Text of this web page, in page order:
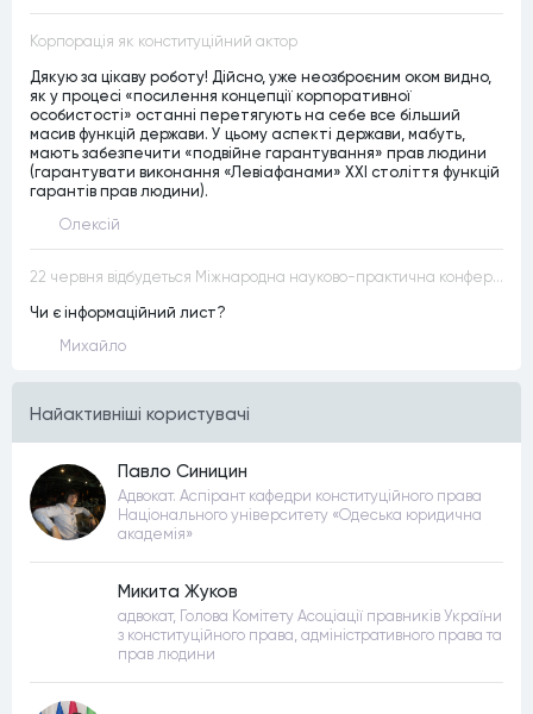
Корпорація як конституційний актор
Дякую за цікаву роботу! Дійсно, уже неозброєним оком видно,
як у процесі «посилення концепції корпоративної
особистості» останні перетягують на себе все більший
масив функцій держави. У цьому аспекті держави, мабуть,
мають забезпечити «подвійне гарантування» прав людини
(гарантувати виконання «Левіафанами» ХХІ століття функцій
гарантів прав людини).
Олексій
22 червня відбудеться Міжнародна науково-практична конференція “Конституційна демократія в умовах загроз територіальній цілісності та національній безпеці”
Чи є інформаційний лист?
Михайло
Найактивнiшi користувачi
Павло Синицин
Адвокат. Аспірант кафедри конституційного права
Національного університету «Одеська юридична
академія»
Микита Жуков
адвокат, Голова Комітету Асоціації правників України
з конституційного права, адміністративного права та
прав людини